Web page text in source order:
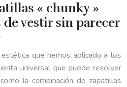
« chunky »
vestir sin parecer
que hemos aplicado a los
universal que puede resolver
la combinación de zapatillas